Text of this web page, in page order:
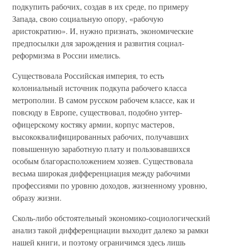
подкупить рабочих, создав в их среде, по примеру
Запада, свою социальную опору, «рабочую
аристократию». И, нужно признать, экономические
предпосылки для зарождения и развития социал-
реформизма в России имелись.
Существовала Российская империя, то есть
колониальный источник подкупа рабочего класса
метрополии. В самом русском рабочем классе, как и
повсюду в Европе, существовал, подобно унтер-
офицерскому костяку армии, корпус мастеров,
высококвалифицированных рабочих, получавших
повышенную заработную плату и пользовавшихся
особым благорасположением хозяев. Существовала
весьма широкая дифференциация между рабочими
профессиями по уровню доходов, жизненному уровню,
образу жизни.
Сколь-либо обстоятельный экономико-социологический
анализ такой дифференциации выходит далеко за рамки
нашей книги, и поэтому ограничимся здесь лишь